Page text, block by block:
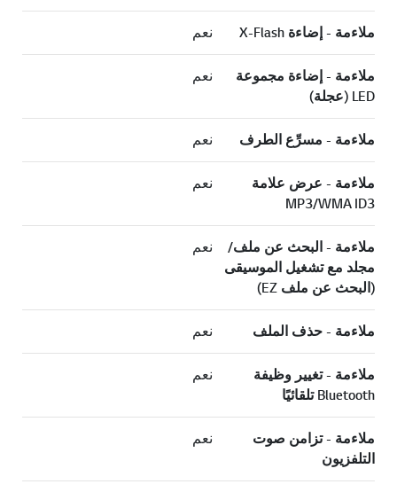
ملاءمة - إضاءة X-Flash نعم
ملاءمة - إضاءة مجموعة
LED (عجلة)
نعم
ملاءمة - مسرِّع الطرف نعم
ملاءمة - عرض علامة
MP3/WMA ID3
نعم
ملاءمة - البحث عن ملف/
مجلد مع تشغيل الموسيقى
(البحث عن ملف EZ)
نعم
ملاءمة - حذف الملف نعم
ملاءمة - تغيير وظيفة
Bluetooth تلقائيًا
نعم
ملاءمة - تزامن صوت
التلفزيون
نعم